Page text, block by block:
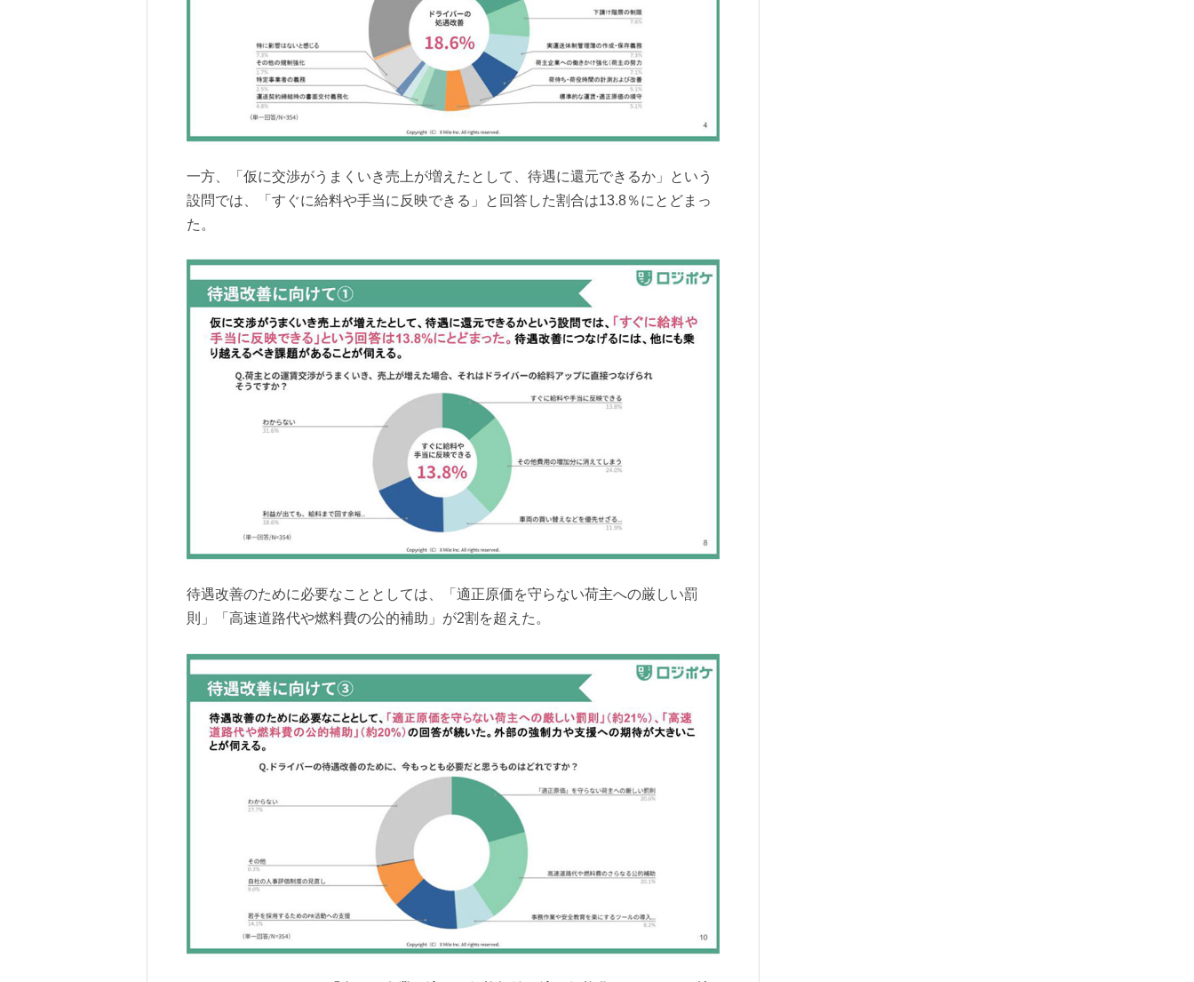
一方、「仮に交渉がうまくいき売上が増えたとして、待遇に還元できるか」という
設問では、「すぐに給料や手当に反映できる」と回答した割合は13.8％にとどまっ
た。
待遇改善のために必要なこととしては、「適正原価を守らない荷主への厳しい罰
則」「高速道路代や燃料費の公的補助」が2割を超えた。